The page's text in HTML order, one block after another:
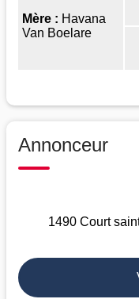
Mère : Havana
Van Boelare
Annonceur
1490 Court